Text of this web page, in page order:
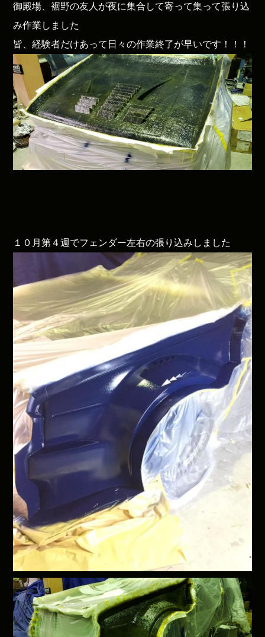
御殿場、裾野の友人が夜に集合して寄って集って張り込
み作業しました
皆、経験者だけあって日々の作業終了が早いです！！！
１０月第４週でフェンダー左右の張り込みしました